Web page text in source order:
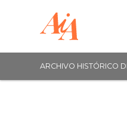
ARCHIVO HISTÓRICO